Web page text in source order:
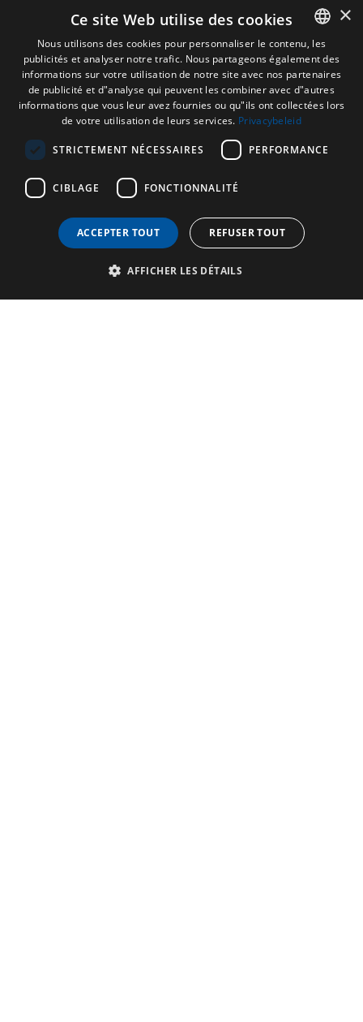
DUTCH
ENGLISH
×
Ce site Web utilise des cookies
Nous utilisons des cookies pour personnaliser le contenu, les
publicités et analyser notre trafic. Nous partageons également des
informations sur votre utilisation de notre site avec nos partenaires
de publicité et d"analyse qui peuvent les combiner avec d"autres
informations que vous leur avez fournies ou qu"ils ont collectées lors
de votre utilisation de leurs services. Privacybeleid
STRICTEMENT NÉCESSAIRES PERFORMANCE
CIBLAGE FONCTIONNALITÉ
ACCEPTER TOUT REFUSER TOUT
AFFICHER LES DÉTAILS